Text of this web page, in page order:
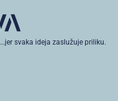
…jer svaka ideja zaslužuje priliku.